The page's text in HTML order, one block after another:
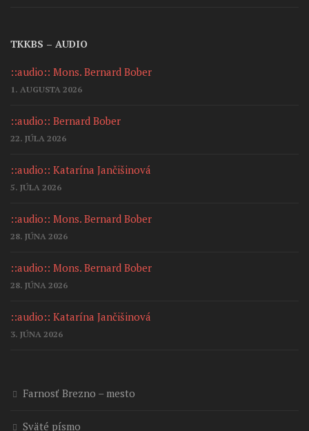
TKKBS – AUDIO
::audio:: Mons. Bernard Bober
1. AUGUSTA 2026
::audio:: Bernard Bober
22. JÚLA 2026
::audio:: Katarína Jančišinová
5. JÚLA 2026
::audio:: Mons. Bernard Bober
28. JÚNA 2026
::audio:: Mons. Bernard Bober
28. JÚNA 2026
::audio:: Katarína Jančišinová
3. JÚNA 2026
Farnosť Brezno – mesto
Sväté písmo